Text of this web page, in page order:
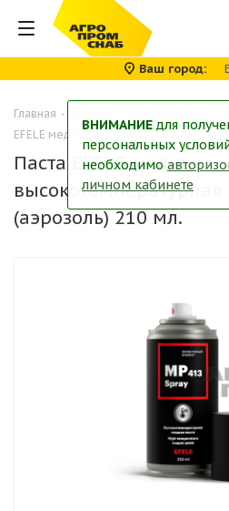
Ваш город
Главная -
EFELE медная высокотемпературная
Паста EFELE медная
высокотемпературная
(аэрозоль) 210 мл.
ВНИМАНИЕ для
персональных
необходимо
личном кабинете